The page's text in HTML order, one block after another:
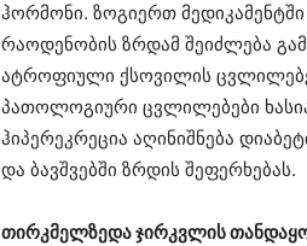
ჰორმონი. ზოგიერთ
რაოდენობის ზრდამ შეიძლება
ატროფიული ქსოვილის
პათოლოგიური ცვლილებები
ჰიპერეკრეცია აღინიშნება
და ბავშვებში ზრდის შეფერხებას.
თირკმელზედა ჯირკვლის